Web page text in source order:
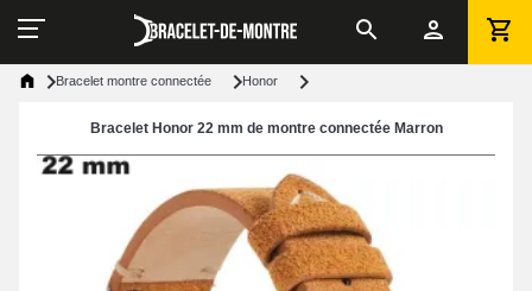
Bracelet montre connectée Honor
Bracelet Honor 22 mm de montre connectée Marron